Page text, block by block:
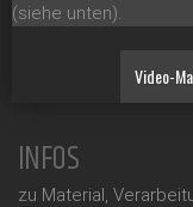
(siehe unten).
Video-
INFOS
zu Material,